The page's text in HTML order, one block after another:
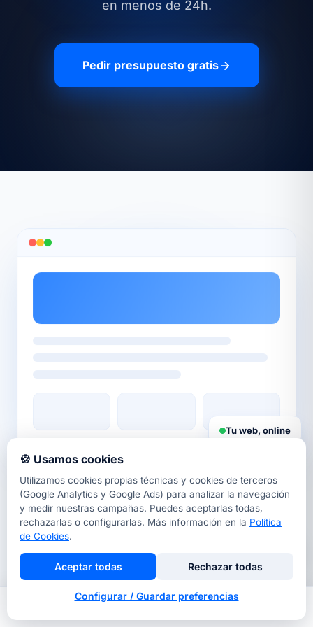
en menos de 24h.
Pedir presupuesto gratis
DISEÑO WEB BARCELONA
Tu estudio dediseño web a
medida
Diseñamos páginas web profesionales para
pymes y autónomos de Barcelona y toda España.
Cada proyecto combina diseño a medida, copy
Tu web, online
🍪 Usamos cookies
Utilizamos cookies propias técnicas y cookies de terceros
(Google Analytics y Google Ads) para analizar la navegación
y medir nuestras campañas. Puedes aceptarlas todas,
rechazarlas o configurarlas. Más información en la Política
de Cookies.
Aceptar todas Rechazar todas
Configurar / Guardar preferencias